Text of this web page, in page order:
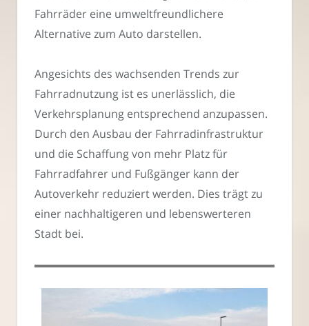
Fahrräder eine umweltfreundlichere
Alternative zum Auto darstellen.
Angesichts des wachsenden Trends zur
Fahrradnutzung ist es unerlässlich, die
Verkehrsplanung entsprechend anzupassen.
Durch den Ausbau der Fahrradinfrastruktur
und die Schaffung von mehr Platz für
Fahrradfahrer und Fußgänger kann der
Autoverkehr reduziert werden. Dies trägt zu
einer nachhaltigeren und lebenswerteren
Stadt bei.